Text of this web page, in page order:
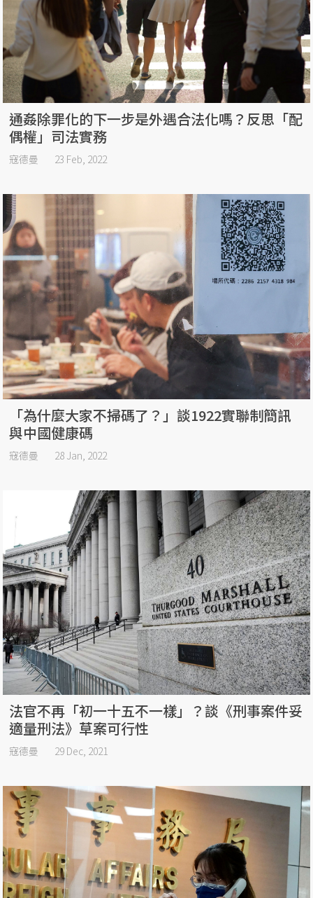
通姦除罪化的下一步是外遇合法化嗎？反思「配
偶權」司法實務
寇德曼 23 Feb, 2022
「為什麼大家不掃碼了？」談1922實聯制簡訊
與中國健康碼
寇德曼 28 Jan, 2022
法官不再「初一十五不一樣」？談《刑事案件妥
適量刑法》草案可行性
寇德曼 29 Dec, 2021